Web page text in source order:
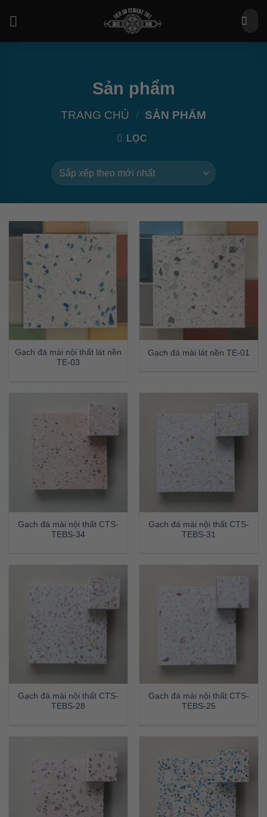
Tìm
kiếm:
Sản phẩm
TRANG CHỦ / SẢN PHẨM
LỌC
Gạch đá mài nội thất lát nền
TE-03
Gạch đá mài lát nền TE-01
Gạch đá mài nội thất CTS-
TEBS-34
Gạch đá mài nội thất CTS-
TEBS-31
Gạch đá mài nội thất CTS-
TEBS-28
Gạch đá mài nội thất CTS-
TEBS-25